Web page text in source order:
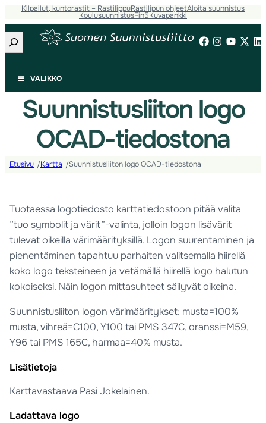
Kilpailut, kuntorastit – RastilippuRastilipun ohjeetAloita suunnistus
KoulusuunnistusFin5Kuvapankki
Etsi
VALIKKO
Suunnistusliiton logo
OCAD-tiedostona
Etusivu /Kartta /Suunnistusliiton logo OCAD-tiedostona
Tuotaessa logotiedosto karttatiedostoon pitää valita
”tuo symbolit ja värit”-valinta, jolloin logon lisävärit
tulevat oikeilla värimäärityksillä. Logon suurentaminen ja
pienentäminen tapahtuu parhaiten valitsemalla hiirellä
koko logo teksteineen ja vetämällä hiirellä logo halutun
kokoiseksi. Näin logon mittasuhteet säilyvät oikeina.
Suunnistusliiton logon värimääritykset: musta=100%
musta, vihreä=C100, Y100 tai PMS 347C, oranssi=M59,
Y96 tai PMS 165C, harmaa=40% musta.
Lisätietoja
Karttavastaava Pasi Jokelainen.
Ladattava logo